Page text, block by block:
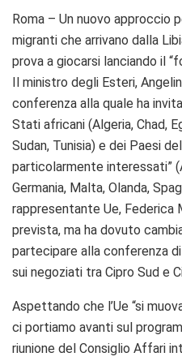
Roma – Un nuovo approccio
migranti che arrivano dalla
prova a giocarsi lanciando il
Il ministro degli Esteri,
conferenza alla quale ha
Stati africani (Algeria, Chad,
Sudan, Tunisia) e dei Paesi
particolarmente interessati”
Germania, Malta, Olanda,
rappresentante Ue, Federica
prevista, ma ha dovuto
partecipare alla conferenza
sui negoziati tra Cipro Sud e
Aspettando che l’Ue “si
ci portiamo avanti sul
riunione del Consiglio Affari